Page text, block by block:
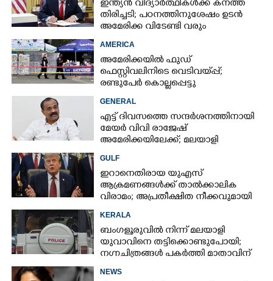
ഇന്ത്യൻ വിദ്യാർത്ഥികൾക്ക് കനത്ത
തിരിച്ചടി; പഠനത്തിനുശേഷം ഉടൻ
അമേരിക്ക വിടേണ്ടി വരും
AMERICA
അമേരിക്കയിൽ ഫുഡ്
ഫെസ്റ്റിവലിനിടെ വെടിവയ്‌പ്പ്;
രണ്ടുപേർ കൊല്ലപ്പെട്ടു
GENERAL
എട്ട് ദിവസത്തെ സന്ദർശനത്തിനായി
മേയർ വിവി രാജേഷ്
അമേരിക്കയിലേക്ക്; മലയാളി
GULF
ഇറാനെതിരായ യുഎസ്
ആക്രമണങ്ങൾക്ക് താൽക്കാലിക
വിരാമം; അപ്രതീക്ഷിത നീക്കവുമായി
KERALA
ബംഗളൂരുവിൽ നിന്ന് മലയാളി
യുവാവിനെ തട്ടിക്കൊണ്ടുപോയി;
നഗ്നചിത്രങ്ങൾ പകർത്തി മാതാവിന്
NEWS